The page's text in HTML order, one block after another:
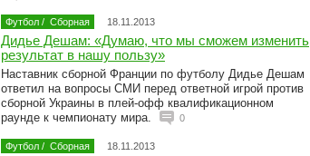
Футбол / Сборная 18.11.2013
Дидье Дешам: «Думаю, что мы сможем изменить
результат в нашу пользу»
Наставник сборной Франции по футболу Дидье Дешам
ответил на вопросы СМИ перед ответной игрой против
сборной Украины в плей-офф квалификационном
раунде к чемпионату мира.
0
Футбол / Сборная 18.11.2013